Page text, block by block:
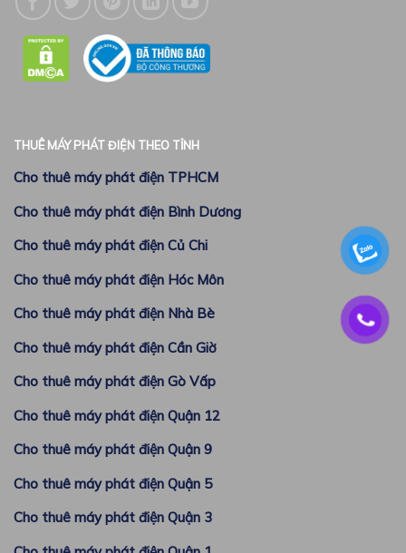
THUÊ MÁY PHÁT ĐIỆN THEO TỈNH
Cho thuê máy phát điện TPHCM
Cho thuê máy phát điện Bình Dương
Cho thuê máy phát điện Củ Chi
Cho thuê máy phát điện Hóc Môn
Cho thuê máy phát điện Nhà Bè
Cho thuê máy phát điện Cần Giờ
Cho thuê máy phát điện Gò Vấp
Cho thuê máy phát điện Quận 12
Cho thuê máy phát điện Quận 9
Cho thuê máy phát điện Quận 5
Cho thuê máy phát điện Quận 3